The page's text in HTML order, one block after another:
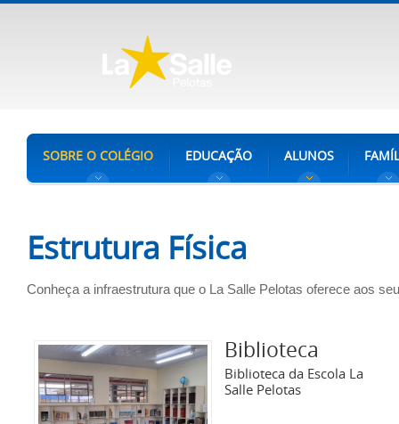
SOBRE O COLÉGIO EDUCAÇÃO ALUNOS
Estrutura Física
Conheça a infraestrutura que o La Salle Pelotas oferece aos
Biblioteca
Biblioteca da Escola La
Salle Pelotas